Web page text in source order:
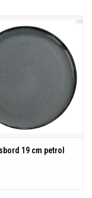
19 cm petrol